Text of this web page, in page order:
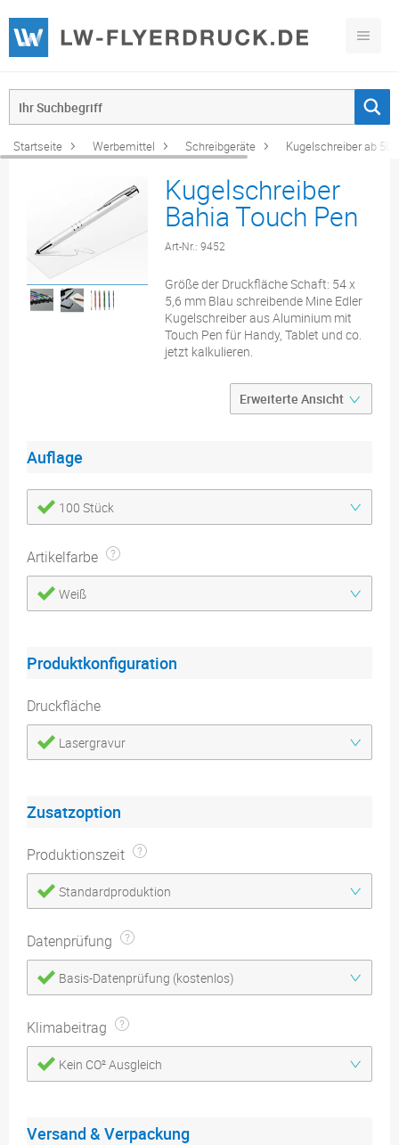
Startseite Werbemittel Schreibgeräte Kugelschreiber ab
Kugelschreiber
Bahia Touch Pen
Art-Nr.: 9452
Größe der Druckfläche Schaft: 54 x
5,6 mm Blau schreibende Mine Edler
Kugelschreiber aus Aluminium mit
Touch Pen für Handy, Tablet und co.
jetzt kalkulieren.
Auflage
100 Stück
Artikelfarbe
Weiß
Produktkonfiguration
Druckfläche
Lasergravur
Zusatzoption
Produktionszeit
Standardproduktion
Datenprüfung
Basis-Datenprüfung (kostenlos)
Klimabeitrag
Kein CO² Ausgleich
Versand & Verpackung